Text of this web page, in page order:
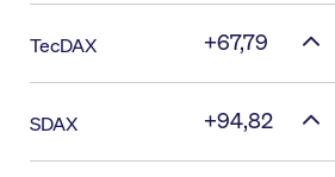
TecDAX +67,79
SDAX +94,82